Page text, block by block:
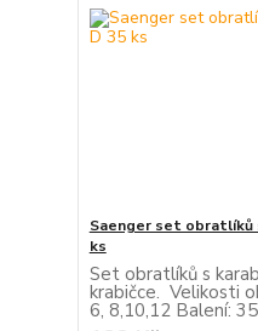
Saenger set obratlíků
ks
Set obratlíků s
krabičce. Velikosti
6, 8,10,12 Balení: